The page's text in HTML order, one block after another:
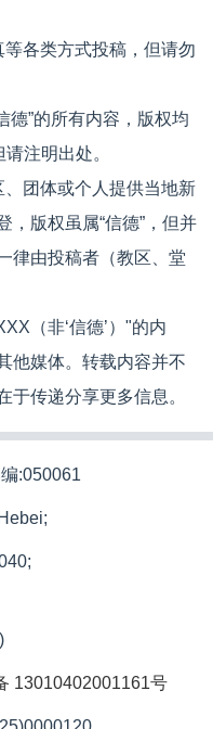
各类方式投稿，但请勿
德”的所有内容，版权均
注明出处。
团体或个人提供当地新
，版权虽属“信德”，但并
律由投稿者（教区、堂
（非‘信德’）"的内
他媒体。转载内容并不
于传递分享更多信息。
:050061
13010402001161号